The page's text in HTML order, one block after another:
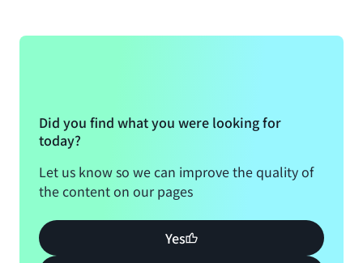
Did you find what you were looking for
today?
Let us know so we can improve the quality of
the content on our pages
Yes